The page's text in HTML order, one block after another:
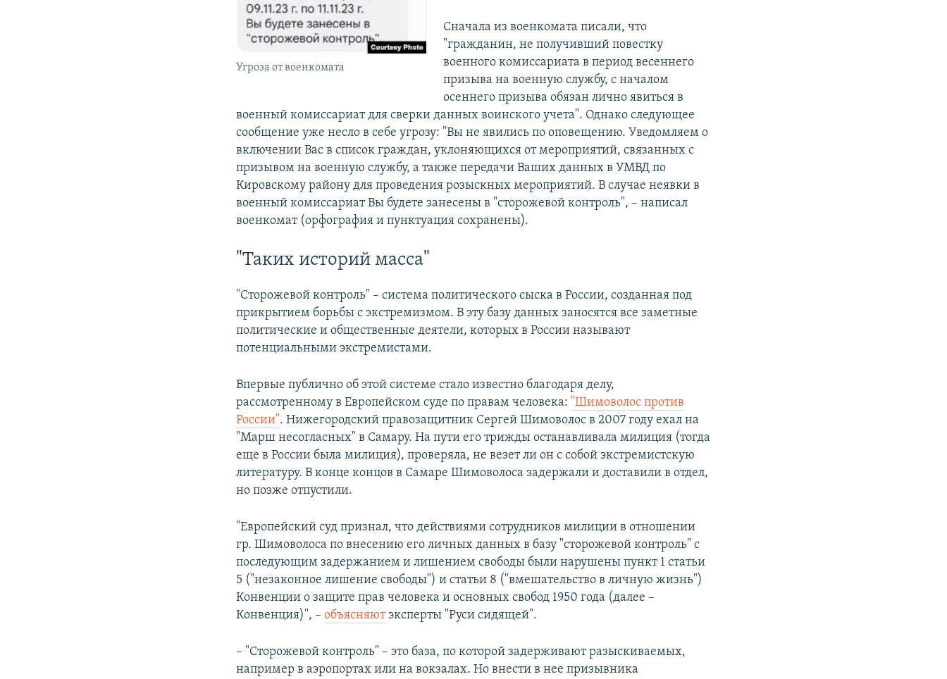
Угроза от военкомата
Сначала из военкомата писали, что
"гражданин, не получивший повестку
военного комиссариата в период весеннего
призыва на военную службу, с началом
осеннего призыва обязан лично явиться в
военный комиссариат для сверки данных воинского учета". Однако следующее
сообщение уже несло в себе угрозу: "Вы не явились по оповещению. Уведомляем о
включении Вас в список граждан, уклоняющихся от мероприятий, связанных с
призывом на военную службу, а также передачи Ваших данных в УМВД по
Кировскому району для проведения розыскных мероприятий. В случае неявки в
военный комиссариат Вы будете занесены в "сторожевой контроль", – написал
военкомат (орфография и пунктуация сохранены).
"Таких историй масса"
"Сторожевой контроль" – система политического сыска в России, созданная под
прикрытием борьбы с экстремизмом. В эту базу данных заносятся все заметные
политические и общественные деятели, которых в России называют
потенциальными экстремистами.
Впервые публично об этой системе стало известно благодаря делу,
рассмотренному в Европейском суде по правам человека: "Шимоволос против
России". Нижегородский правозащитник Сергей Шимоволос в 2007 году ехал на
"Марш несогласных" в Самару. На пути его трижды останавливала милиция (тогда
еще в России была милиция), проверяла, не везет ли он с собой экстремистскую
литературу. В конце концов в Самаре Шимоволоса задержали и доставили в отдел,
но позже отпустили.
"Европейский суд признал, что действиями сотрудников милиции в отношении
гр. Шимоволоса по внесению его личных данных в базу "сторожевой контроль" с
последующим задержанием и лишением свободы были нарушены пункт 1 статьи
5 ("незаконное лишение свободы") и статьи 8 ("вмешательство в личную жизнь")
Конвенции о защите прав человека и основных свобод 1950 года (далее –
Конвенция)", –объясняютэксперты "Руси сидящей".
– "Сторожевой контроль" – это база, по которой задерживают разыскиваемых,
например в аэропортах или на вокзалах. Но внести в нее призывника